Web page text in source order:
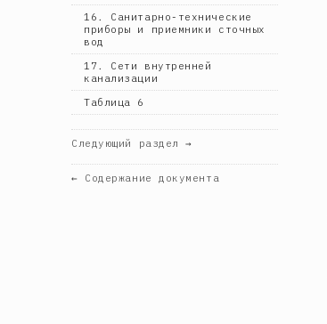
16. Санитарно-технические
приборы и приемники сточных
вод
17. Сети внутренней
канализации
Таблица 6
Следующий раздел →
← Содержание документа